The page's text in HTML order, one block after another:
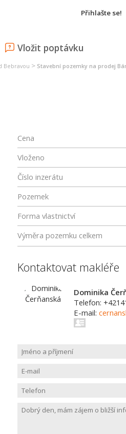
Přihlašte se!
Vložit poptávku
Bebravou > Stavební pozemky na prodej
Cena
Vloženo
Číslo inzerátu
Pozemek
Forma vlastnictví
Výměra pozemku celkem
Kontaktovat makléře
Dominika
Telefon:
E-mail: